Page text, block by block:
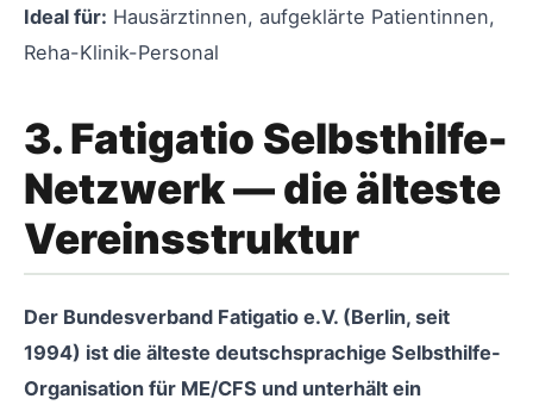
Ideal für: Hausärztinnen, aufgeklärte Patientinnen,
Reha-Klinik-Personal
3. Fatigatio Selbsthilfe-
Netzwerk — die älteste
Vereinsstruktur
Der Bundesverband Fatigatio e.V. (Berlin, seit
1994) ist die älteste deutschsprachige Selbsthilfe-
Organisation für ME/CFS und unterhält ein